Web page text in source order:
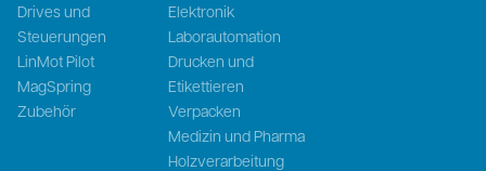
Drives und
Steuerungen
LinMot Pilot
MagSpring
Zubehör
Elektronik
Laborautomation
Drucken und
Etikettieren
Verpacken
Medizin und Pharma
Holzverarbeitung